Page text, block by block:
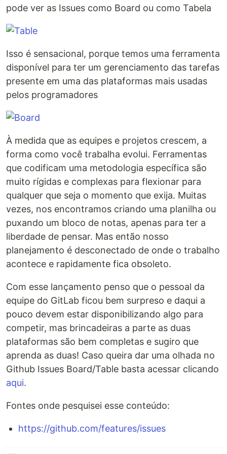
pode ver as Issues como Board ou como Tabela
Isso é sensacional, porque temos uma ferramenta
disponível para ter um gerenciamento das tarefas
presente em uma das plataformas mais usadas
pelos programadores
À medida que as equipes e projetos crescem, a
forma como você trabalha evolui. Ferramentas
que codificam uma metodologia específica são
muito rígidas e complexas para flexionar para
qualquer que seja o momento que exija. Muitas
vezes, nos encontramos criando uma planilha ou
puxando um bloco de notas, apenas para ter a
liberdade de pensar. Mas então nosso
planejamento é desconectado de onde o trabalho
acontece e rapidamente fica obsoleto.
Com esse lançamento penso que o pessoal da
equipe do GitLab ficou bem surpreso e daqui a
pouco devem estar disponibilizando algo para
competir, mas brincadeiras a parte as duas
plataformas são bem completas e sugiro que
aprenda as duas! Caso queira dar uma olhada no
Github Issues Board/Table basta acessar clicando
aqui.
Fontes onde pesquisei esse conteúdo:
https://github.com/features/issues